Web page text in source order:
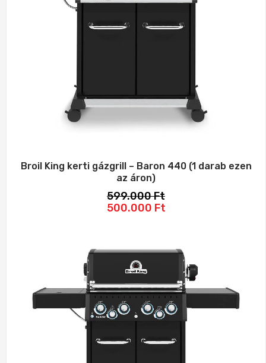
Broil King kerti gázgrill – Baron 440 (1 darab ezen
az áron)
599.000Ft
Original price was: 599.000 Ft.
500.000 FtCurrent price is: